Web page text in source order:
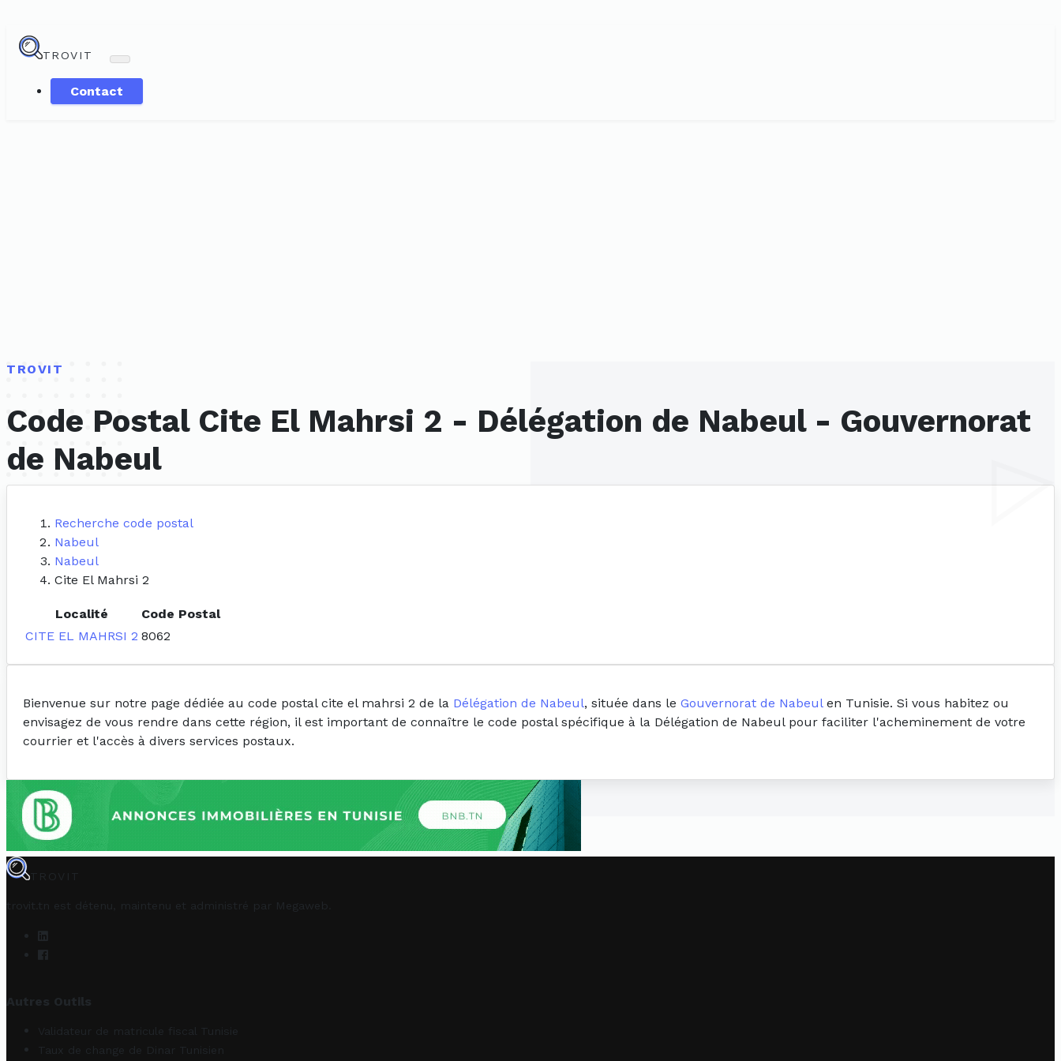
TROVIT
Contact
TROVIT
Code Postal Cite El Mahrsi 2 - Délégation de Nabeul - Gouvernorat
de Nabeul
Recherche code postal
Nabeul
Nabeul
Cite El Mahrsi 2
Localité
Code Postal
CITE EL MAHRSI 2 8062
Bienvenue sur notre page dédiée au code postal cite el mahrsi 2 de la Délégation de Nabeul, située dans le Gouvernorat de Nabeulen Tunisie. Si vous habitez ou
envisagez de vous rendre dans cette région, il est important de connaître le code postal spécifique à la Délégation de Nabeul pour faciliter l'acheminement de votre
courrier et l'accès à divers services postaux.
TROVIT
trovit.tn est détenu, maintenu et administré par Megaweb
Autres Outils
Validateur de matricule fiscal Tunisie
Taux de change de Dinar Tunisien